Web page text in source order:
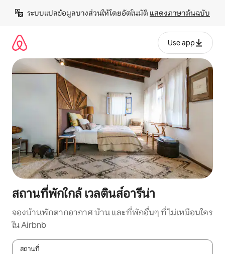
เนื้อหา
ระบบแปลข้อมูลบางส่วนให้โดยอัตโนมัติ แสดงภาษาต้นฉบับ
Use app
สถานที่พักใกล้ เวลตินส์อารีน่า
จองบ้านพักตากอากาศ บ้าน และที่พักอื่นๆ ที่ไม่เหมือนใคร
ใน Airbnb
สถานที่